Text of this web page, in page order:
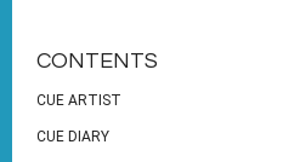
CONTENTS
CUE ARTIST
CUE DIARY